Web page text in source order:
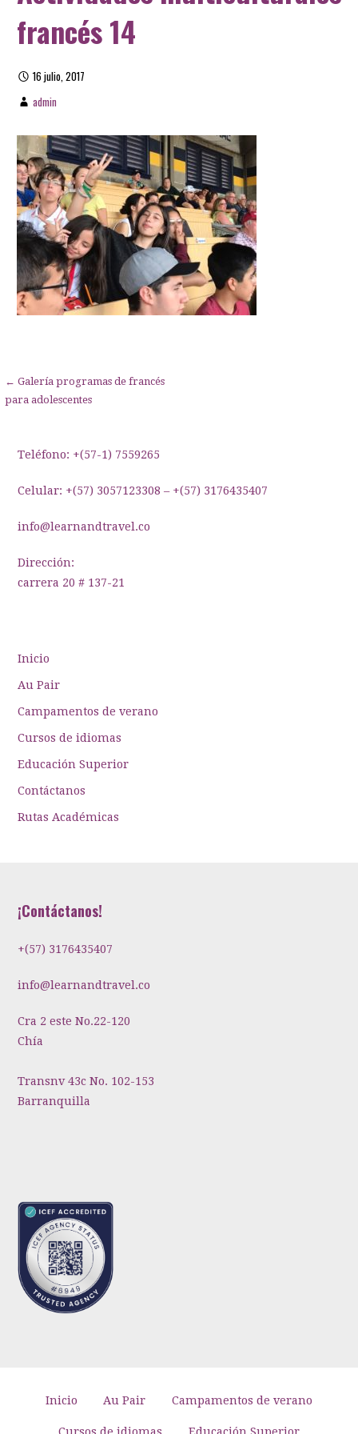
francés 14
16 julio, 2017
admin
Navegación
de
entradas
← Galería programas de francés
para adolescentes
Teléfono: +(57-1) 7559265
Celular: +(57) 3057123308 – +(57) 3176435407
info@learnandtravel.co
Dirección:
carrera 20 # 137-21
Inicio
Au Pair
Campamentos de verano
Cursos de idiomas
Educación Superior
Contáctanos
Rutas Académicas
¡Contáctanos!
+(57) 3176435407
info@learnandtravel.co
Cra 2 este No.22-120
Chía
Transnv 43c No. 102-153
Barranquilla
Inicio Au Pair Campamentos de verano